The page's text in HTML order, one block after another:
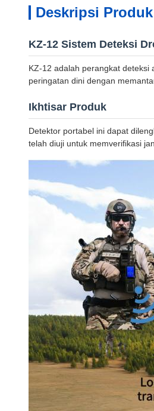
Deskripsi Produk
KZ-12 Sistem Deteksi
KZ-12 adalah perangkat
peringatan dini dengan
Ikhtisar Produk
Detektor portabel ini dapat
telah diuji untuk memverifikasi